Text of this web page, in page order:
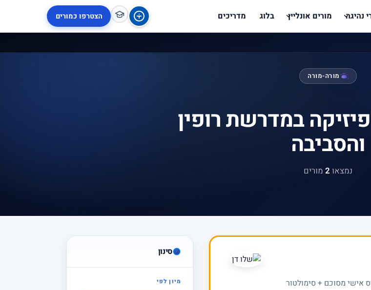
נהיגה מורים אונליין בלוג מדריכים הצטרפו כמורים
מורה-מורה
במדרשת רופין
והסביבה
נמצאו 2 מורים
סינון
מיון לפי
אישי מסוכם + סימולטור